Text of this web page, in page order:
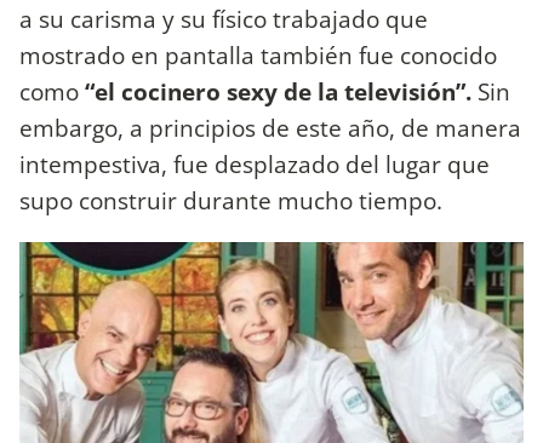
a su carisma y su físico trabajado que
mostrado en pantalla también fue conocido
como“el cocinero sexy de la televisión”. Sin
embargo, a principios de este año, de manera
intempestiva, fue desplazado del lugar que
supo construir durante mucho tiempo.